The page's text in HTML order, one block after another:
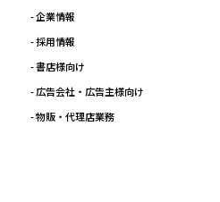
- 企業情報
- 採用情報
- 書店様向け
- 広告会社・広告主様向け
- 物販・代理店業務